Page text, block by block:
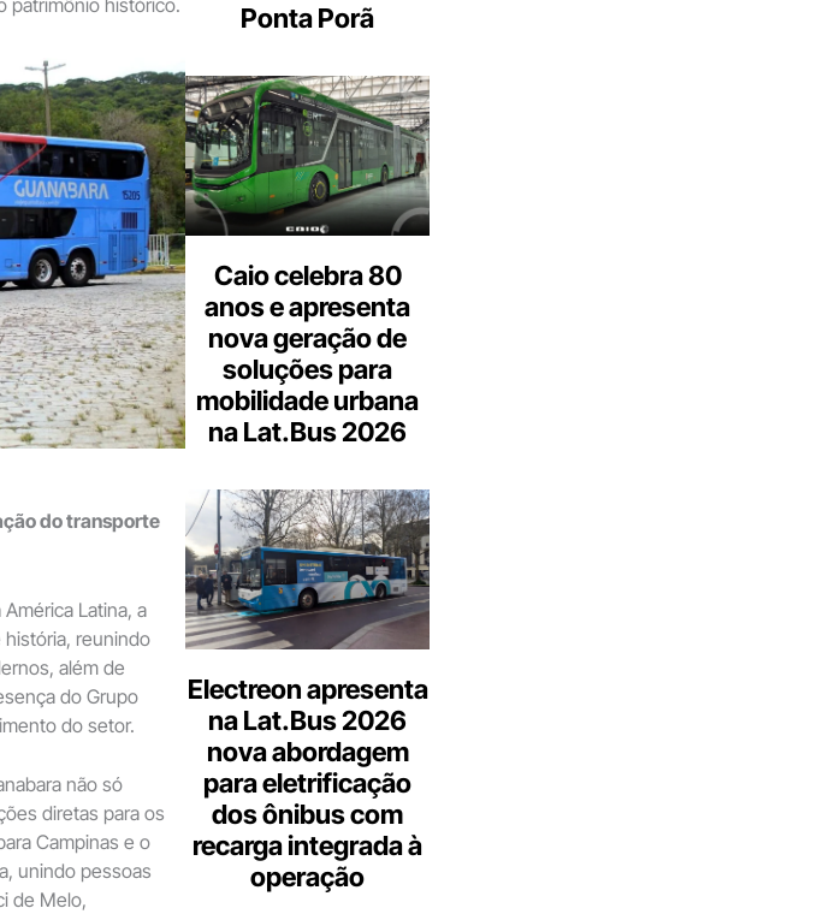
patrimônio histórico.
do transporte
Latina, a
história, reunindo
além de
do Grupo
do setor.
não só
diretas para os
Campinas e o
unindo pessoas
de Melo,
Ponta Porã
Caio celebra 80
anos e apresenta
nova geração de
soluções para
mobilidade urbana
na Lat.Bus 2026
Electreon apresenta
na Lat.Bus 2026
nova abordagem
para eletrificação
dos ônibus com
recarga integrada à
operação